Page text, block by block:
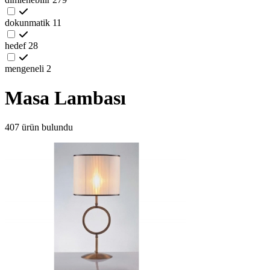
dokunmatik 11
hedef 28
mengeneli 2
Masa Lambası
407 ürün bulundu